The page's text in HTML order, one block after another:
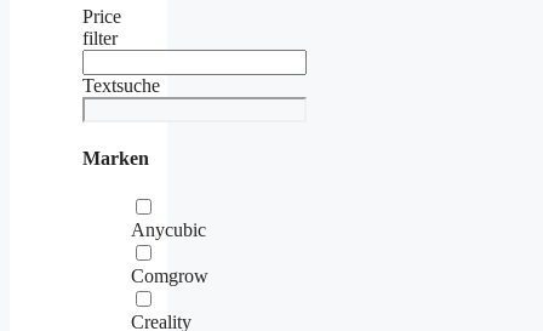
Price
filter
Textsuche
Marken
Anycubic
Comgrow
Creality